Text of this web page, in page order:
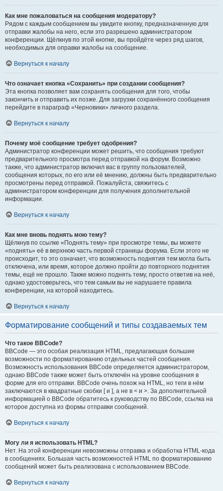
Как мне пожаловаться на сообщения модератору?
Рядом с каждым сообщением вы увидите кнопку, предназначенную для
отправки жалобы на него, если это разрешено администратором
конференции. Щёлкнув по этой кнопке, вы пройдёте через ряд шагов,
необходимых для оправки жалобы на сообщение.
Вернуться к началу
Что означает кнопка «Сохранить» при создании сообщения?
Эта кнопка позволяет вам сохранять сообщения для того, чтобы
закончить и отправить их позже. Для загрузки сохранённого сообщения
перейдите в параграф «Черновики» личного раздела.
Вернуться к началу
Почему моё сообщение требует одобрения?
Администратор конференции может решить, что сообщения требуют
предварительного просмотра перед отправкой на форум. Возможно
также, что администратор включил вас в группу пользователей,
сообщения которых, по его или её мнению, должны быть предварительно
просмотрены перед отправкой. Пожалуйста, свяжитесь с
администратором конференции для получения дополнительной
информации.
Вернуться к началу
Как мне вновь поднять мою тему?
Щёлкнув по ссылке «Поднять тему» при просмотре темы, вы можете
«поднять» её в верхнюю часть первой страницы форума. Если этого не
происходит, то это означает, что возможность поднятия тем могла быть
отключена, или время, которое должно пройти до повторного поднятия
темы, ещё не прошло. Также можно поднять тему, просто ответив на неё,
однако удостоверьтесь, что тем самым вы не нарушаете правила
конференции, на которой находитесь.
Вернуться к началу
Форматирование сообщений и типы создаваемых тем
Что такое BBCode?
BBCode — это особая реализация HTML, предлагающая большие
возможности по форматированию отдельных частей сообщения.
Возможность использования BBCode определяется администратором,
однако BBCode также может быть отключён на уровне сообщения в
форме для его отправки. BBCode очень похож на HTML, но теги в нём
заключаются в квадратные скобки [ и ], а не в < и >. За дополнительной
информацией о BBCode обратитесь к руководству по BBCode, ссылка на
которое доступна из формы отправки сообщений.
Вернуться к началу
Могу ли я использовать HTML?
Нет. На этой конференции невозможны отправка и обработка HTML-кода
в сообщениях. Большая часть возможностей HTML по форматированию
сообщений может быть реализована с использованием BBCode.
Вернуться к началу